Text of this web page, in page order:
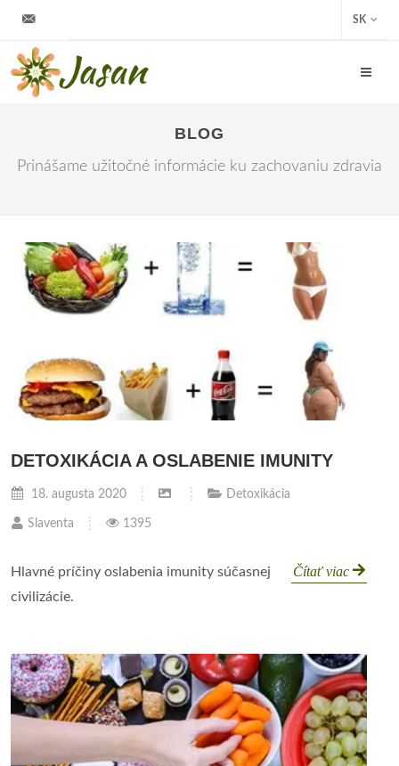
SK
BLOG
Prinášame užitočné informácie ku zachovaniu zdravia
DETOXIKÁCIA A OSLABENIE IMUNITY
18. augusta 2020 Detoxikácia
Slaventa 1395
Čítať viac
Hlavné príčiny oslabenia imunity súčasnej
civilizácie.